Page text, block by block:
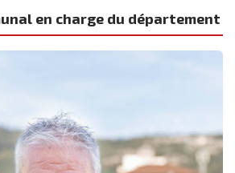
en charge du département